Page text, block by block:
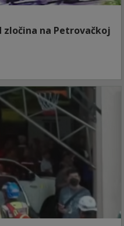
zločina na Petrovačkoj